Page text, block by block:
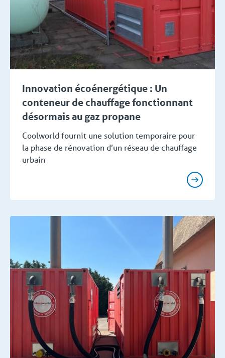
Innovation écoénergétique : Un
conteneur de chauffage fonctionnant
désormais au gaz propane
Coolworld fournit une solution temporaire pour
la phase de rénovation d’un réseau de chauffage
urbain